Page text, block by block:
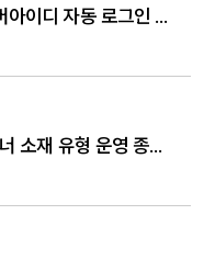
[네이버] 검색 광고주 센터 네이버아이디 자동 로그인 기능 반영 안내 (6/15 오픈)
[카카오] 디스플레이 광고 (구)배너 소재 유형 운영 종료 안내 (5/25)